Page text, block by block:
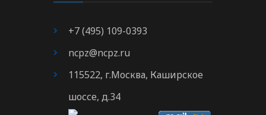
+7 (495) 109-0393
ncpz@ncpz.ru
115522, г.Москва, Каширское
шоссе, д.34